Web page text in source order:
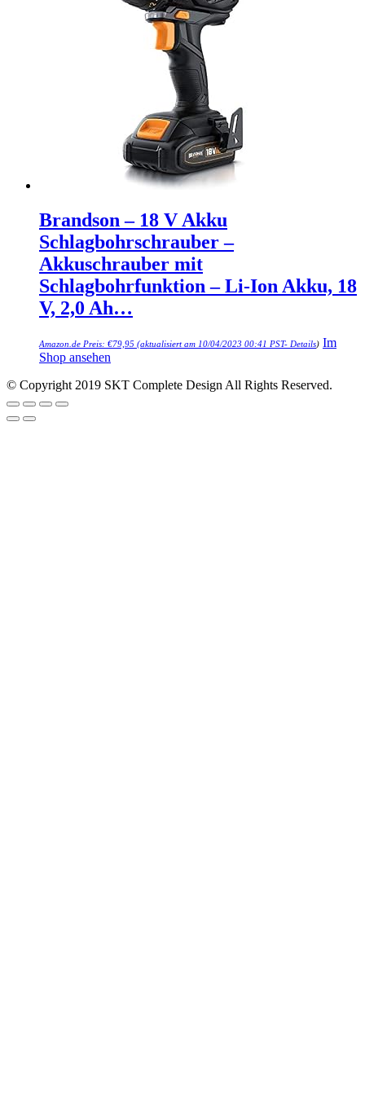
Brandson – 18 V Akku
Schlagbohrschrauber –
Akkuschrauber mit
Schlagbohrfunktion – Li-Ion Akku, 18
V, 2,0 Ah…
Amazon.de Preis: €79,95 (aktualisiert am 10/04/2023 00:41 PST- Details) Im
Shop ansehen
© Copyright 2019 SKT Complete Design All Rights Reserved.